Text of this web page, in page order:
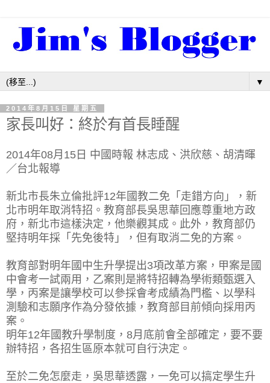
▼
2014年8月15日 星期五
家長叫好：終於有首長睡醒
2014年08月15日 中國時報 林志成 、 洪欣慈 、 胡清暉
／台北報導
新北市長朱立倫批評12年國教二免「走錯方向」，新
北市明年取消特招。教育部長吳思華回應尊重地方政
府，新北市這樣決定，他樂觀其成。此外，教育部仍
堅持明年採「先免後特」，但有取消二免的方案。
教育部對明年國中生升學提出3項改革方案，甲案是國
中會考一試兩用，乙案則是將特招轉為學術類甄選入
學，丙案是讓學校可以參採會考成績為門檻、以學科
測驗和志願序作為分發依據，教育部目前傾向採用丙
案。
明年12年國教升學制度，8月底前會全部確定，要不要
辦特招，各招生區原本就可自行決定。
至於二免怎麼走，吳思華透露，一免可以搞定學生升